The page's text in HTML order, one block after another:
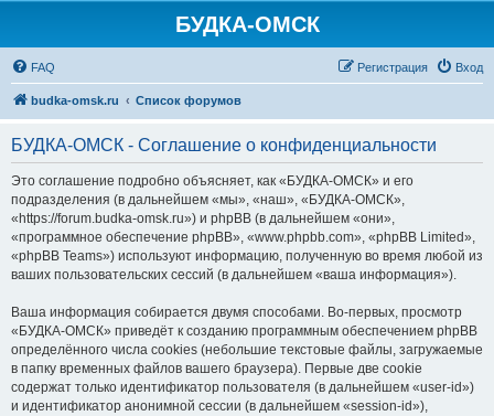
БУДКА-ОМСК
FAQ Вход
Регистрация
budka-omsk.ru Список форумов
БУДКА-ОМСК - Соглашение о конфиденциальности
Это соглашение подробно объясняет, как «БУДКА-ОМСК» и его
подразделения (в дальнейшем «мы», «наш», «БУДКА-ОМСК»,
«https://forum.budka-omsk.ru») и phpBB (в дальнейшем «они»,
«программное обеспечение phpBB», «www.phpbb.com», «phpBB Limited»,
«phpBB Teams») используют информацию, полученную во время любой из
ваших пользовательских сессий (в дальнейшем «ваша информация»).
Ваша информация собирается двумя способами. Во-первых, просмотр
«БУДКА-ОМСК» приведёт к созданию программным обеспечением phpBB
определённого числа cookies (небольшие текстовые файлы, загружаемые
в папку временных файлов вашего браузера). Первые две cookie
содержат только идентификатор пользователя (в дальнейшем «user-id»)
и идентификатор анонимной сессии (в дальнейшем «session-id»),